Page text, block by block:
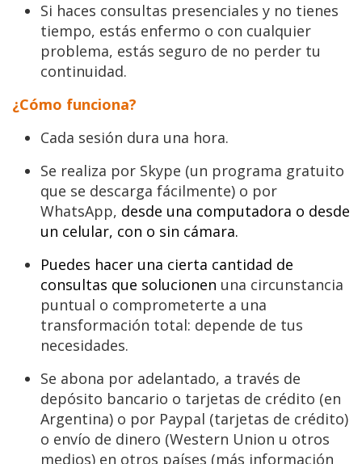
Si haces consultas presenciales y no tienes
tiempo, estás enfermo o con cualquier
problema, estás seguro de no perder tu
continuidad.
¿Cómo funciona?
Cada sesión dura una hora.
Se realiza por Skype (un programa gratuito
que se descarga fácilmente) o por
WhatsApp, desde una computadora o desde
un celular, con o sin cámara.
Puedes hacer una cierta cantidad de
consultas que solucionen una circunstancia
puntual o comprometerte a una
transformación total: depende de tus
necesidades.
Se abona por adelantado, a través de
depósito bancario o tarjetas de crédito (en
Argentina) o por Paypal (tarjetas de crédito)
o envío de dinero (Western Union u otros
medios) en otros países (más información